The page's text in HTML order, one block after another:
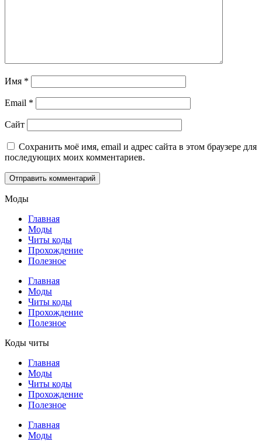
Имя *
Email *
Сайт
Сохранить моё имя, email и адрес сайта в этом браузере для
последующих моих комментариев.
Моды
Главная
Моды
Читы коды
Прохождение
Полезное
Главная
Моды
Читы коды
Прохождение
Полезное
Коды читы
Главная
Моды
Читы коды
Прохождение
Полезное
Главная
Моды